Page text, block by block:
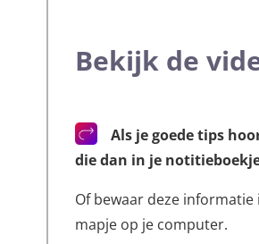
Bekijk de
Als je goede tips
die dan in je
Of bewaar deze informatie
mapje op je computer.